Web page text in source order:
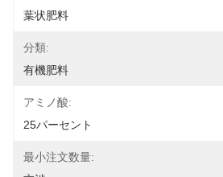
葉状肥料
分類:
有機肥料
アミノ酸:
25パーセント
最小注文数量: